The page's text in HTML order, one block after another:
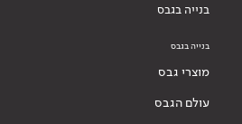
בנייה בגבס
בנייה בגבס
מוצרי גבס
עולם הגבס